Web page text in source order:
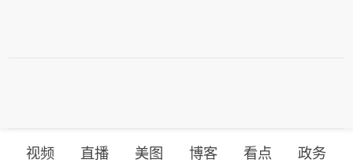
视频 直播 美图 博客 看点
政务